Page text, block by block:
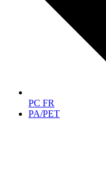
PC FR
PA/PET